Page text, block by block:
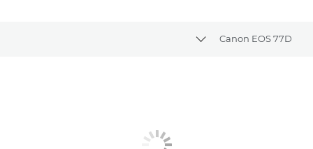
Canon EOS 77D
Toggle breadcrumbs